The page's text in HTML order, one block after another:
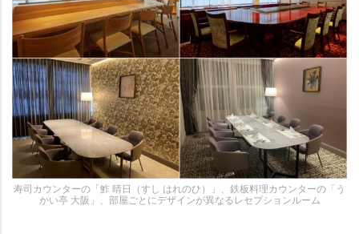
寿司カウンターの「鮓 晴日（すし はれのひ）」、鉄板料理カウンターの「う
かい亭 大阪」、部屋ごとにデザインが異なるレセプションルーム